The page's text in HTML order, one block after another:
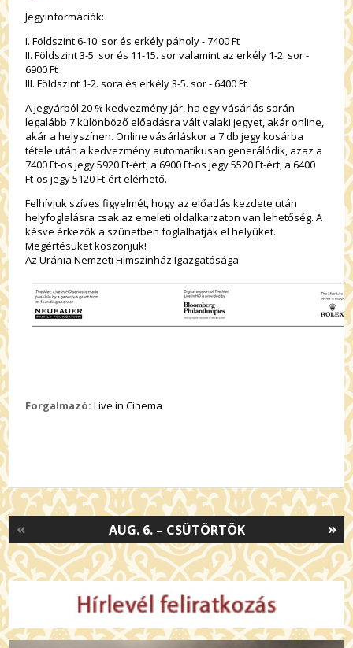
Jegyinformációk:
I. Földszint 6-10. sor és erkély páholy - 7400 Ft
II. Földszint 3-5. sor és 11-15. sor valamint az erkély 1-2. sor -
6900 Ft
III. Földszint 1-2. sora és erkély 3-5. sor - 6400 Ft
A jegyárból 20 % kedvezmény jár, ha egy vásárlás során
legalább 7 különböző előadásra vált valaki jegyet, akár online,
akár a helyszínen. Online vásárláskor a 7 db jegy kosárba
tétele után a kedvezmény automatikusan generálódik, azaz a
7400 Ft-os jegy 5920 Ft-ért, a 6900 Ft-os jegy 5520 Ft-ért, a 6400
Ft-os jegy 5120 Ft-ért elérhető.
Felhívjuk szíves figyelmét, hogy az előadás kezdete után
helyfoglalásra csak az emeleti oldalkarzaton van lehetőség. A
késve érkezők a szünetben foglalhatják el helyüket.
Megértésüket köszönjük!
Az Uránia Nemzeti Filmszínház Igazgatósága
Forgalmazó: Live in Cinema
»
AUG. 6. – CSÜTÖRTÖK
«